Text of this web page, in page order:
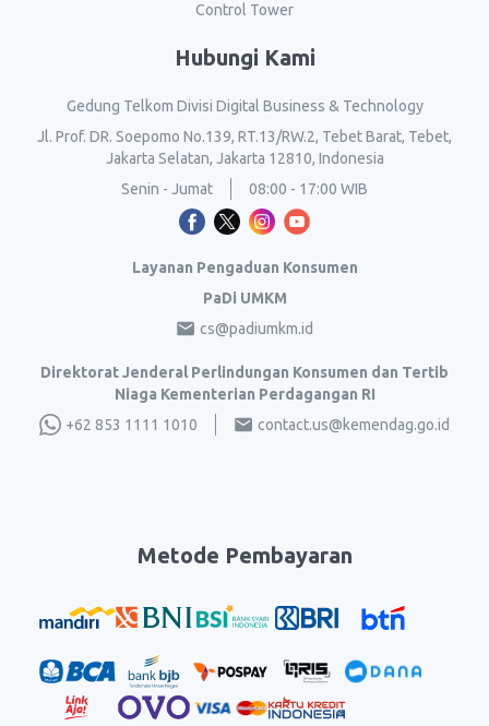
Control Tower
Hubungi Kami
Gedung Telkom Divisi Digital Business & Technology
Jl. Prof. DR. Soepomo No.139, RT.13/RW.2, Tebet Barat, Tebet,
Jakarta Selatan, Jakarta 12810, Indonesia
Senin - Jumat
08:00 - 17:00 WIB
Layanan Pengaduan Konsumen
PaDi UMKM
cs@padiumkm.id
Direktorat Jenderal Perlindungan Konsumen dan Tertib
Niaga Kementerian Perdagangan RI
+62 853 1111 1010
contact.us@kemendag.go.id
Metode Pembayaran